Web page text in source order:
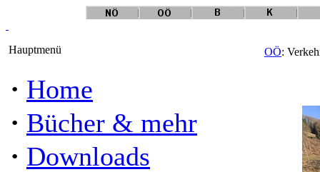
Hauptmenü
· Home
· Bücher & mehr
· Downloads
OÖ: